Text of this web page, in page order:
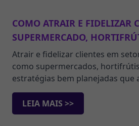
COMO ATRAIR E FIDELIZAR
SUPERMERCADO,
Atrair e fidelizar clientes em
como supermercados,
estratégias bem planejadas que
LEIA MAIS >>